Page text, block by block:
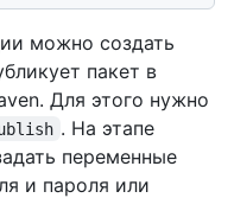
можно создать
пакет в
Для этого нужно
. На этапе
переменные
и пароля или